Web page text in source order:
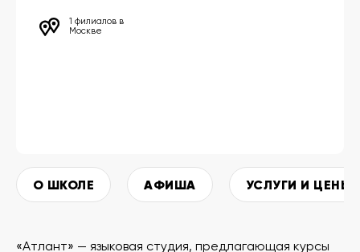
выборе?
1 филиалов в
Москве
О ШКОЛЕ АФИША УСЛУГИ И ЦЕНЫ
«Атлант» — языковая студия, предлагающая курсы